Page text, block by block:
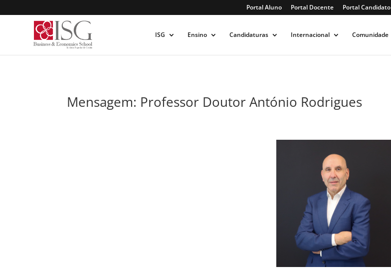
Portal Aluno Portal Docente Portal Candidato
ISG Ensino Candidaturas Internacional Comunidade
Mensagem: Professor Doutor António Rodrigues